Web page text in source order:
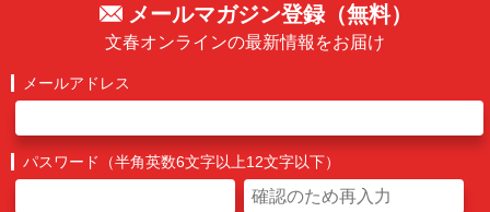
メールマガジン登録（無料）
文春オンラインの最新情報をお届け
メールアドレス
パスワード（半角英数6文字以上12文字以下）